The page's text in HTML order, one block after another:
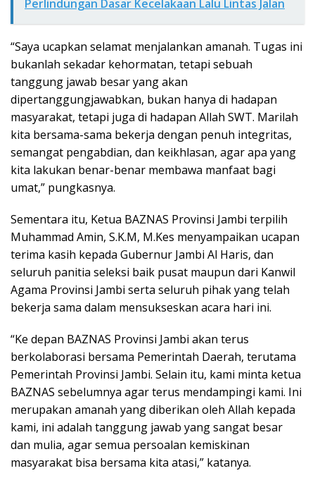
Perlindungan Dasar Kecelakaan Lalu Lintas Jalan
“Saya ucapkan selamat menjalankan amanah. Tugas ini
bukanlah sekadar kehormatan, tetapi sebuah
tanggung jawab besar yang akan
dipertanggungjawabkan, bukan hanya di hadapan
masyarakat, tetapi juga di hadapan Allah SWT. Marilah
kita bersama-sama bekerja dengan penuh integritas,
semangat pengabdian, dan keikhlasan, agar apa yang
kita lakukan benar-benar membawa manfaat bagi
umat,” pungkasnya.
Sementara itu, Ketua BAZNAS Provinsi Jambi terpilih
Muhammad Amin, S.K.M, M.Kes menyampaikan ucapan
terima kasih kepada Gubernur Jambi Al Haris, dan
seluruh panitia seleksi baik pusat maupun dari Kanwil
Agama Provinsi Jambi serta seluruh pihak yang telah
bekerja sama dalam mensukseskan acara hari ini.
“Ke depan BAZNAS Provinsi Jambi akan terus
berkolaborasi bersama Pemerintah Daerah, terutama
Pemerintah Provinsi Jambi. Selain itu, kami minta ketua
BAZNAS sebelumnya agar terus mendampingi kami. Ini
merupakan amanah yang diberikan oleh Allah kepada
kami, ini adalah tanggung jawab yang sangat besar
dan mulia, agar semua persoalan kemiskinan
masyarakat bisa bersama kita atasi,” katanya.